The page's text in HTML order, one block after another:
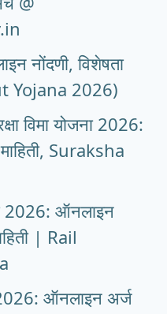
नोंदणी, विशेषता
Yojana 2026)
विमा योजना 2026:
Suraksha
2026: ऑनलाइन
| Rail
ऑनलाइन अर्ज